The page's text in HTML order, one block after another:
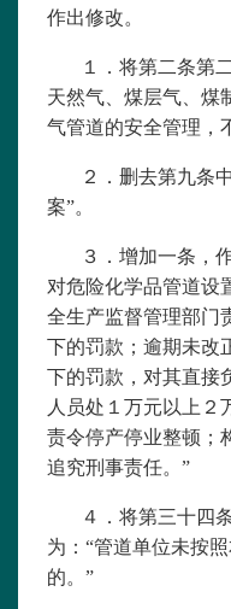
作出修改。
１．将第二条第
天然气、煤层气、煤
气管道的安全管理，
２．删去第九条
案”。
３．增加一条，
对危险化学品管道设
全生产监督管理部门
下的罚款；逾期未改
下的罚款，对其直接
人员处１万元以上２
责令停产停业整顿；
追究刑事责任。”
４．将第三十四
为：“管道单位未按
的。”